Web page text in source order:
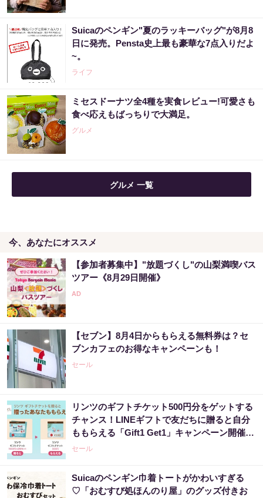
宝くじ当たる人は“たまたま”じゃない?!
「宝くじ、運じゃなかった」当たる人は“同じ
こと”してる
PR（合同会社デジタルファーム ）
宝くじ当たる人だけが気づいている違い
【当選】金運が上がる直前に起こるサイン
PR（合同会社デジタルファーム ）
PR（合同会社デジタルファーム ）
Suicaのペンギン"夏のラッキーバッグ"が8月8
日に発売。Pensta史上最も豪華な7点入りだよ
~。
ライフ
ミセスドーナツ全4種を実食レビュー!可愛さも
食べ応えもばっちりで大満足。
グルメ
グルメ 一覧
今、あなたにオススメ
【参加者募集中】"放題づくし"の山梨満喫バス
ツアー《8月29日開催》
【セブン】8月4日からもらえる無料券は？セ
ブンカフェのお得なキャンペーンも！
セール
リンツのギフトチケット500円分をゲットする
チャンス！LINEギフトで友だちに贈ると自分
ももらえる「Gift1 Get1」キャンペーン開催
中。
セール
Suicaのペンギン巾着トートがかわいすぎる
♡「おむすび処ほんのり屋」のグッズ付きお